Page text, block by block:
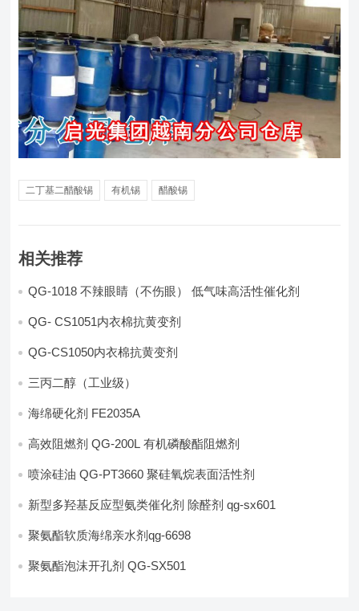
二丁基二醋酸锡 有机锡 醋酸锡
相关推荐
QG-1018 不辣眼睛（不伤眼） 低气味高活性催化剂
QG- CS1051内衣棉抗黄变剂
QG-CS1050内衣棉抗黄变剂
三丙二醇（工业级）
海绵硬化剂 FE2035A
高效阻燃剂 QG-200L 有机磷酸酯阻燃剂
喷涂硅油 QG-PT3660 聚硅氧烷表面活性剂
新型多羟基反应型氨类催化剂 除醛剂 qg-sx601
聚氨酯软质海绵亲水剂qg-6698
聚氨酯泡沫开孔剂 QG-SX501